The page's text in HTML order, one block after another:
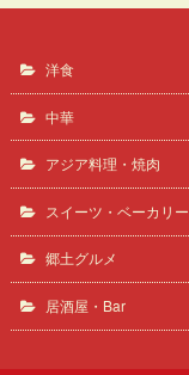
洋食
中華
アジア料理・焼肉
スイーツ・ベーカリー
郷土グルメ
居酒屋・Bar